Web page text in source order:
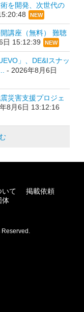
を開発、次世代の
NEW
講座（無料） 難聴
日 15:12:39 NEW
」、DE&Iスナッ
- 2026年8月6日
災害支援プロジェ
8月6日 13:12:16
いて
掲載依頼
体